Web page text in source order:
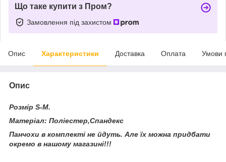
Що таке купити з Пром?
Замовлення під захистом
Опис Характеристики Доставка Оплата Умови
Опис
Розмір S-M.
Матеріал: Поліестер,Спандекс
Панчохи в комплекті не йдуть. Але їх можна придбати
окремо в нашому магазині!!!